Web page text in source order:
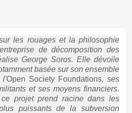
les rouages et la philosophie
de décomposition des
George Soros. Elle dévoile
basée sur son ensemble
l'Open Society Foundations, ses
et ses moyens financiers.
ce projet prend racine dans les
puissants de la subversion